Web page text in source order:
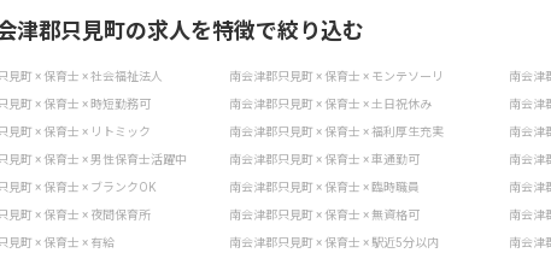
津郡只見町の求人を特徴で絞り込む
見町 × 保育士 × 社会福祉法人 南会津郡只見町 × 保育士 × モンテソーリ 南会津
見町 × 保育士 × 時短勤務可 南会津郡只見町 × 保育士 × 土日祝休み 南会津
見町 × 保育士 × リトミック 南会津郡只見町 × 保育士 × 福利厚生充実 南会津
見町 × 保育士 × 男性保育士活躍中 南会津郡只見町 × 保育士 × 車通勤可 南会津
見町 × 保育士 × ブランクOK 南会津郡只見町 × 保育士 × 臨時職員 南会津
見町 × 保育士 × 夜間保育所 南会津郡只見町 × 保育士 × 無資格可 南会津
見町 × 保育士 × 有給 南会津郡只見町 × 保育士 × 駅近5分以内 南会津